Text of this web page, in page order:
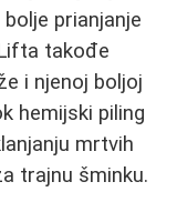
prianjanje
takođe
i njenoj boljoj
hemijski piling
mrtvih
trajnu šminku.